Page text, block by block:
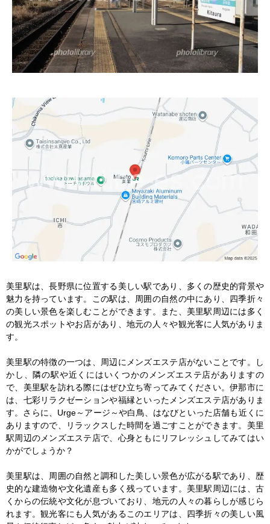
美里駅は、長野県に位置する美しい駅であり、多くの歴史的背景や
魅力を持っています。この駅は、周囲の自然の中にあり、四季折々
の美しい景色を楽しむことができます。また、美里駅周辺には多く
の観光スポットやお店があり、地元の人々や観光客に人気がありま
す。
美里駅の特徴の一つは、周辺にメンズエステ店がないことです。し
かし、隣の駅や近くにはいくつかのメンズエステ店がありますの
で、美里駅を訪れる際にはぜひ立ち寄ってみてください。伊那市に
は、七彩リラクゼーションや福縁といったメンズエステ店がありま
す。さらに、Urge～アージ～や白鳥、はなびといった店舗も近くに
ありますので、リラックスした時間を過ごすことができます。美里
駅周辺のメンズエステ店で、心身ともにリフレッシュしてみてはい
かがでしょうか？
美里駅は、周囲の自然と調和した美しい景色が広がる駅であり、歴
史的な建造物や文化遺産も多く残っています。美里駅周辺には、古
くからの伝統や文化が息づいており、地元の人々の暮らしが感じら
れます。観光客にも人気があるこのエリアは、四季折々の美しい風